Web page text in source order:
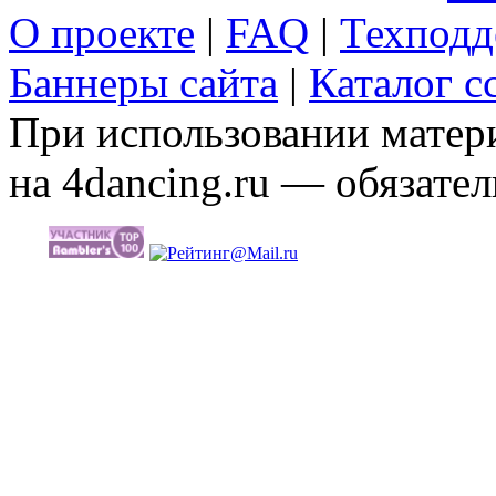
О проекте | FAQ |
Баннеры сайта | Каталог
При использовании
на 4dancing.ru —